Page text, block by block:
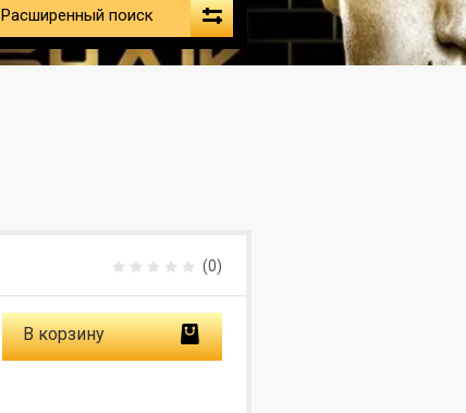
Расширенный поиск
(0)
В корзину